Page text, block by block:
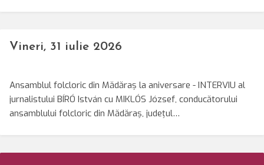
Vineri, 31 iulie 2026
Ansamblul folcloric din Mădăraș la aniversare - INTERVIU al
jurnalistului BÍRÓ István cu MIKLÓS József, conducătorului
ansamblului folcloric din Mădăraș, județul…